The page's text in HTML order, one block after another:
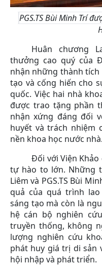
PGS.TS Bùi Minh Trí
Huân chương
thưởng cao quý của
nhận những thành
tạo và cống hiến cho
quốc. Việc hai nhà
được trao tặng phần
nhận xứng đáng đối
huyết và trách nhiệm
nền khoa học nước nhà.
Đối với Viện Khảo
tự hào to lớn. Những
Liêm và PGS.TS Bùi
quả của quá trình
sáng tạo mà còn là
hệ cán bộ nghiên
truyền thống, không
lượng nghiên cứu
phát huy giá trị di sản
hội nhập và phát triển.